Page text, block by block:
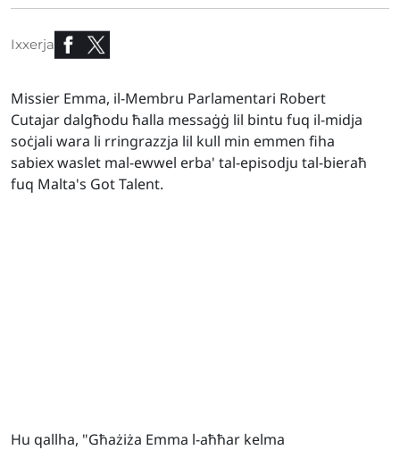
Ixxerja
Missier Emma, il-Membru Parlamentari Robert
Cutajar dalgħodu ħalla messaġġ lil bintu fuq il-midja
soċjali wara li rringrazzja lil kull min emmen fiha
sabiex waslet mal-ewwel erba' tal-episodju tal-bieraħ
fuq Malta's Got Talent.
Hu qallha, "Għażiża Emma l-aħħar kelma